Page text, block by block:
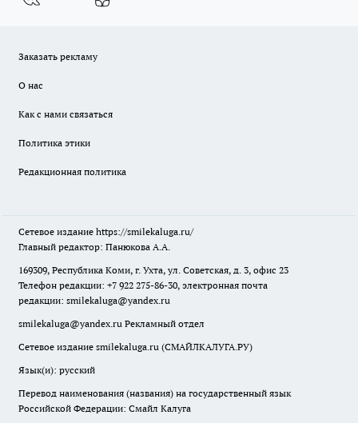
Заказать рекламу
О нас
Как с нами связаться
Политика этики
Редакционная политика
Сетевое издание https://smilekaluga.ru/
Главный редактор: Панюкова А.А.
169309, Республика Коми, г. Ухта, ул. Советская, д. 3, офис 23
Телефон редакции: +7 922 275-86-30, электронная почта
редакции: smilekaluga@yandex.ru
smilekaluga@yandex.ru Рекламный отдел
Сетевое издание smilekaluga.ru (СМАЙЛКАЛУГА.РУ)
Язык(и): русский
Перевод наименования (названия) на государственный язык
Российской Федерации: Смайл Калуга